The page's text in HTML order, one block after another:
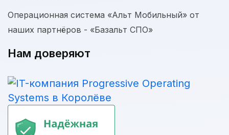
Операционная система «Альт Мобильный» от
наших партнёров - «Базальт СПО»
Нам доверяют